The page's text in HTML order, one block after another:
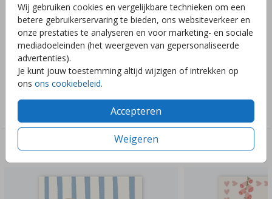
Wij gebruiken cookies en vergelijkbare technieken om een
betere gebruikerservaring te bieden, ons websiteverkeer en
onze prestaties te analyseren en voor marketing- en sociale
mediadoeleinden (het weergeven van gepersonaliseerde
advertenties).
Je kunt jouw toestemming altijd wijzigen of intrekken op
ons ons cookiebeleid.
Accepteren
Weigeren
kindje aan en eventueel de kleuren van het design. Het bord
is een dubbel raambord dat als een makelaarsbord kan
opgeplakt worden op het raam. Formaat: 40x60cm.
Toon meer
Deze ontwerpen vind je misschien ook leuk